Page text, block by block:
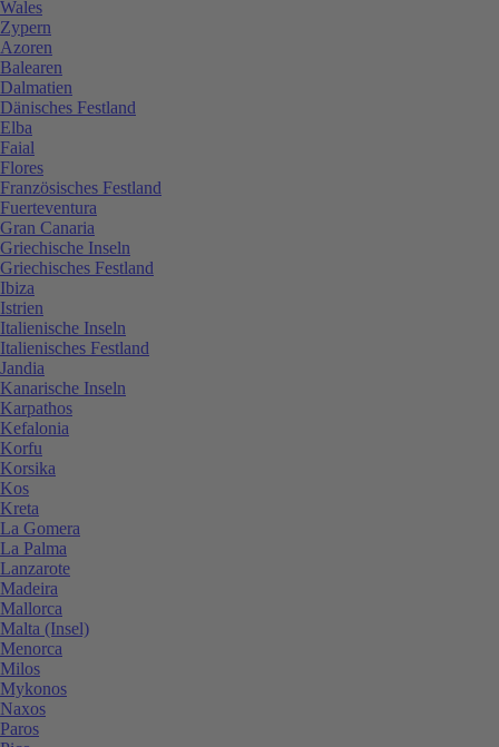
Wales
Zypern
Azoren
Balearen
Dalmatien
Dänisches Festland
Elba
Faial
Flores
Französisches Festland
Fuerteventura
Gran Canaria
Griechische Inseln
Griechisches Festland
Ibiza
Istrien
Italienische Inseln
Italienisches Festland
Jandia
Kanarische Inseln
Karpathos
Kefalonia
Korfu
Korsika
Kos
Kreta
La Gomera
La Palma
Lanzarote
Madeira
Mallorca
Malta (Insel)
Menorca
Milos
Mykonos
Naxos
Paros